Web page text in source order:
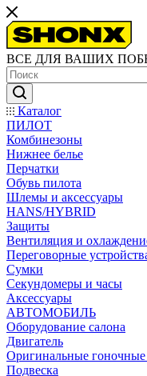
ВСЕ ДЛЯ ВАШИХ
Каталог
ПИЛОТ
Комбинезоны
Нижнее белье
Перчатки
Обувь пилота
Шлемы и аксессуары
HANS/HYBRID
Защиты
Вентиляция и
Переговорные
Сумки
Секундомеры и часы
Аксессуары
АВТОМОБИЛЬ
Оборудование салона
Двигатель
Оригинальные гоночные
Подвеска